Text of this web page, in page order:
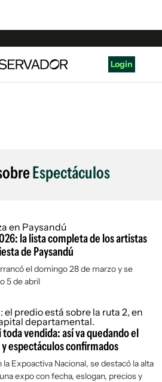
Login
Espectáculos
la lista completa de los artistas
de Paysandú
el domingo 28 de marzo y se
5 de abril
vendida: así va quedando el
espectáculos confirmados
Expoactiva Nacional, se destacó la alta
expo con fecha, eslogan, precios y